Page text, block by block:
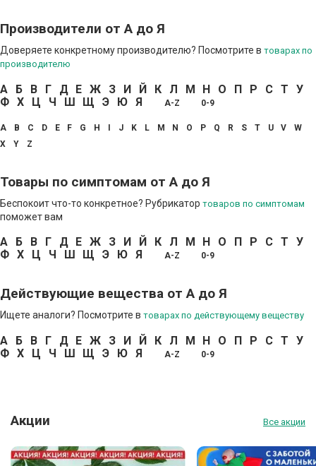
Производители от А до Я
Доверяете конкретному производителю? Посмотрите в товарах по
производителю
А Б В Г Д Е Ж З И Й К Л М Н О П Р С Т
У
Ф Х Ц Ч Ш Щ Э Ю Я A-Z 0-9
A B C D E F G H I J K L M N O P Q R S T U V
W
X
Y Z
Товары по симптомам от А до Я
Беспокоит что-то конкретное? Рубрикатор товаров по симптомам
поможет вам
А Б В Г Д Е Ж З И Й К Л М Н О П Р С Т
У
Ф Х Ц Ч Ш Щ Э Ю Я A-Z 0-9
Действующие вещества от А до Я
Ищете аналоги? Посмотрите в товарах по действующему веществу
А Б В Г Д Е Ж З И Й К Л М Н О П Р С Т
У
Ф Х Ц Ч Ш Щ Э Ю Я A-Z 0-9
Акции Все акции